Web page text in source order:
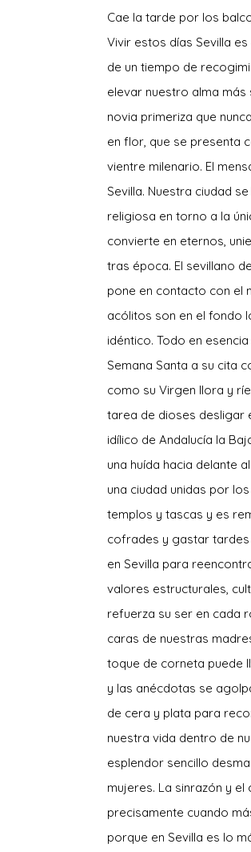
Cae la tarde por los
Vivir estos días Sevilla
de un tiempo de
elevar nuestro alma
novia primeriza que
en flor, que se presenta
vientre milenario. El
Sevilla. Nuestra ciudad
religiosa en torno a la
convierte en eternos,
tras época. El sevillano
pone en contacto con el
acólitos son en el fondo
idéntico. Todo en
Semana Santa a su cita
como su Virgen llora y
tarea de dioses desligar
idílico de Andalucía la
una huída hacia delante
una ciudad unidas por
templos y tascas y es
cofrades y gastar tardes
en Sevilla para
valores estructurales,
refuerza su ser en cada
caras de nuestras
toque de corneta puede
y las anécdotas se
de cera y plata para
nuestra vida dentro de
esplendor sencillo
mujeres. La sinrazón y
precisamente cuando
porque en Sevilla es lo